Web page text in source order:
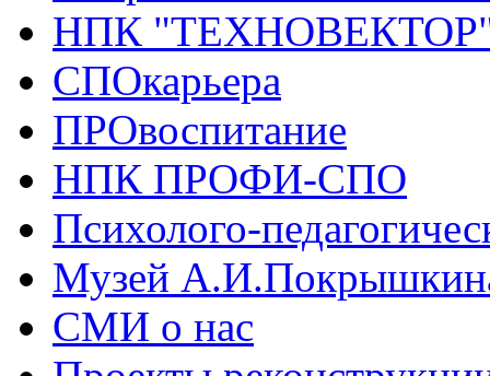
НПК
СПОкарьера
ПРОвоспитание
НПК ПРОФИ-СПО
Психолого-
Музей
СМИ о нас